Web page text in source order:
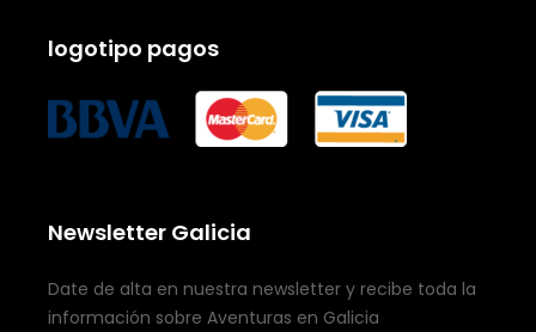
logotipo pagos
Newsletter Galicia
Date de alta en nuestra newsletter y recibe toda la
información sobre Aventuras en Galicia